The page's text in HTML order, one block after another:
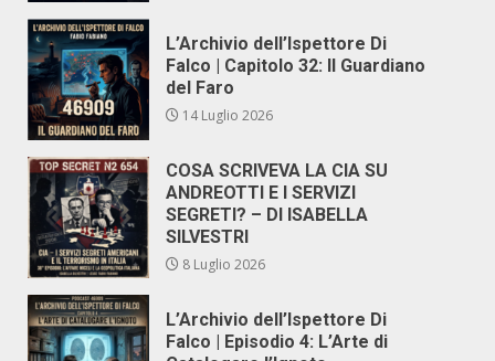
L’Archivio dell’Ispettore Di
Falco | Capitolo 32: Il Guardiano
del Faro
14 Luglio 2026
COSA SCRIVEVA LA CIA SU
ANDREOTTI E I SERVIZI
SEGRETI? – DI ISABELLA
SILVESTRI
8 Luglio 2026
L’Archivio dell’Ispettore Di
Falco | Episodio 4: L’Arte di